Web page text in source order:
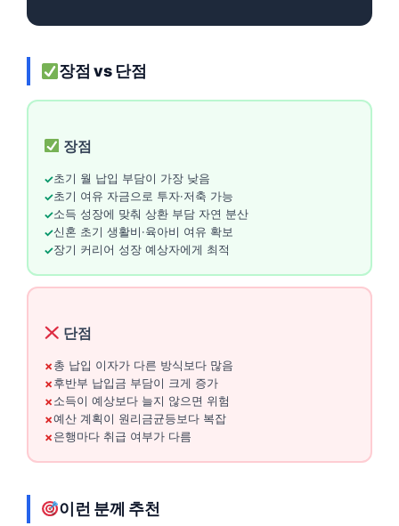
장점 vs 단점
장점
초기 월 납입 부담이 가장 낮음
초기 여유 자금으로 투자·저축 가능
소득 성장에 맞춰 상환 부담 자연 분산
신혼 초기 생활비·육아비 여유 확보
장기 커리어 성장 예상자에게 최적
단점
총 납입 이자가 다른 방식보다 많음
후반부 납입금 부담이 크게 증가
소득이 예상보다 늘지 않으면 위험
예산 계획이 원리금균등보다 복잡
은행마다 취급 여부가 다름
이런 분께 추천